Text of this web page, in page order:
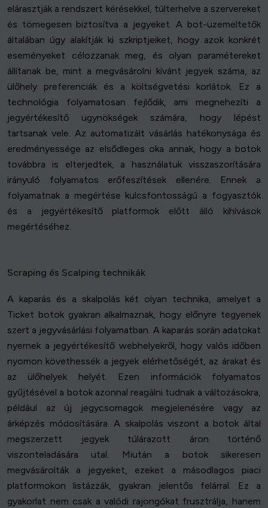
elárasztják a rendszert kérésekkel, túlterhelve a szervereket
és tömegesen biztosítva a jegyeket. A bot-üzemeltetők
általában úgy alakítják ki szkriptjeiket, hogy azok konkrét
eseményeket célozzanak meg, és olyan paramétereket
állítanak be, mint a megvásárolni kívánt jegyek száma, az
ülőhely preferenciák és a költségvetési korlátok. Ez a
technológia folyamatosan fejlődik, ami megnehezíti a
jegyértékesítő ügynökségek számára, hogy lépést
tartsanak vele. Az automatizált vásárlás hatékonysága és
eredményessége az elsődleges oka annak, hogy a botok
továbbra is elterjedtek, a használatuk visszaszorítására
irányuló folyamatos erőfeszítések ellenére. Ennek a
folyamatnak a megértése kulcsfontosságú a fogyasztók
és a jegyértékesítő platformok előtt álló kihívások
megértéséhez.
Scraping és Scalping technikák
A kaparás és a skalpolás két olyan technika, amelyet a
Ticket botok gyakran alkalmaznak, hogy előnyre tegyenek
szert a jegyvásárlási folyamatban. A kaparás során adatokat
nyernek a jegyértékesítő webhelyekről, hogy valós időben
nyomon követhessék a jegyek elérhetőségét, az árakat és
az ülőhelyek helyét. Ezen információk folyamatos
gyűjtésével a botok azonnal reagálni tudnak a változásokra,
például az új jegycsomagok megjelenésére vagy az
árképzés módosítására. A skalpolás viszont a botok által
megszerzett jegyek túlárazott áron történő
viszonteladására utal. Miután a botok sikeresen
megvásárolták a jegyeket, ezeket a másodlagos piaci
platformokon listázzák, gyakran jelentős felárral. Ez a
gyakorlat nem csak a valódi rajongókat frusztrálja, hanem